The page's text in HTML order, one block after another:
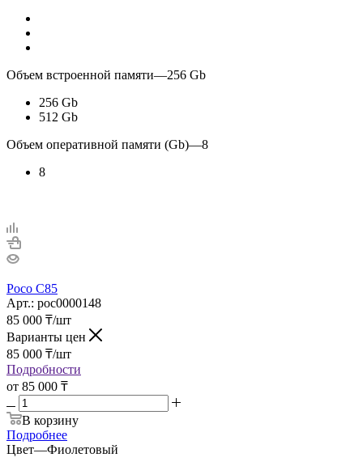
Объем встроенной памяти—256 Gb
256 Gb
512 Gb
Объем оперативной памяти (Gb)—8
8
Poco С85
Арт.: poc0000148
85 000 ₸/шт
Варианты цен
85 000 ₸/шт
Подробности
от 85 000 ₸
В корзину
Подробнее
Цвет—Фиолетовый